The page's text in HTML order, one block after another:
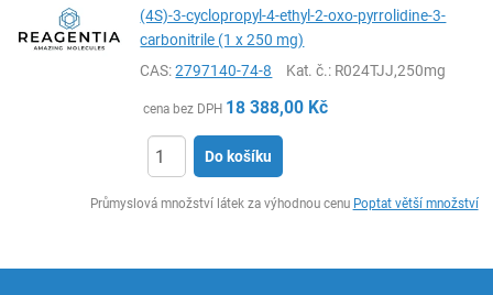
(4S)-3-cyclopropyl-4-ethyl-2-oxo-pyrrolidine-3-
carbonitrile (1 x 250 mg)
CAS:2797140-74-8 Kat. č.: R024TJJ,250mg
cena bez DPH 18 388,00 Kč
Do košíku
Průmyslová množství látek za výhodnou cenu Poptat větší množství